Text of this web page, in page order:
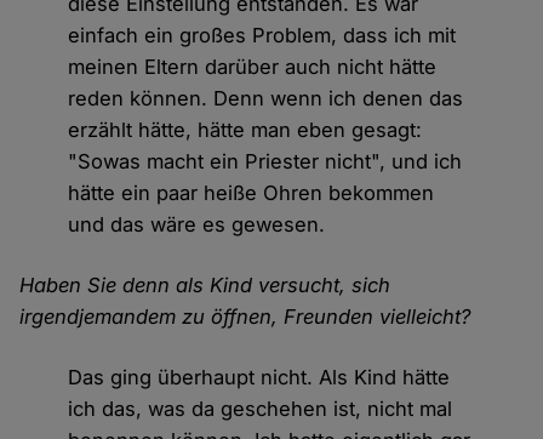
einfach ein großes Problem, dass ich mit
meinen Eltern darüber auch nicht hätte
reden können. Denn wenn ich denen das
erzählt hätte, hätte man eben gesagt:
"Sowas macht ein Priester nicht", und ich
hätte ein paar heiße Ohren bekommen
und das wäre es gewesen.
Haben Sie denn als Kind versucht, sich
irgendjemandem zu öffnen, Freunden vielleicht?
Das ging überhaupt nicht. Als Kind hätte
ich das, was da geschehen ist, nicht mal